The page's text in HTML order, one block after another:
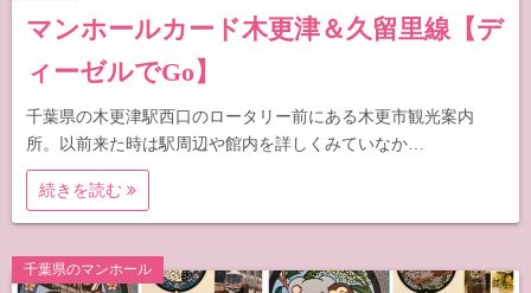
マンホールカード木更津＆久留里線【デ
ィーゼルでGo】
千葉県の木更津駅西口のロータリー前にある木更市観光案内
所。以前来た時は駅周辺や館内を詳しくみていなか…
続きを読む
千葉県のマンホール